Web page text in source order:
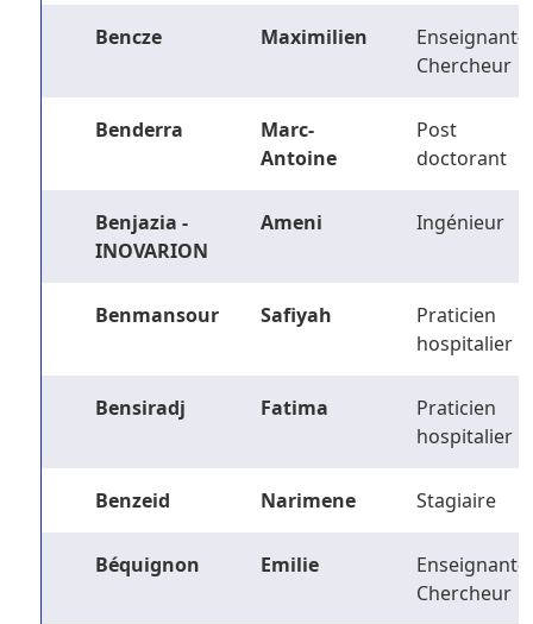
Bencze Maximilien
Enseignant-
Chercheur
Benderra
Marc-
Antoine
Post
doctorant
Benjazia -
INOVARION
Ameni Ingénieur
Benmansour Safiyah
Praticien
hospitalier
Bensiradj Fatima
Praticien
hospitalier
Benzeid Narimene Stagiaire
Béquignon Emilie
Enseignant-
Chercheur